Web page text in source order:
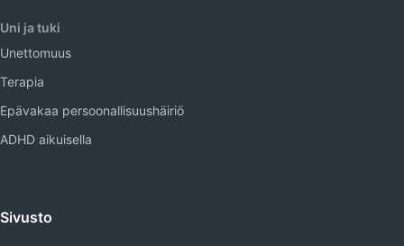
Uni ja tuki
Unettomuus
Terapia
Epävakaa persoonallisuushäiriö
ADHD aikuisella
Sivusto